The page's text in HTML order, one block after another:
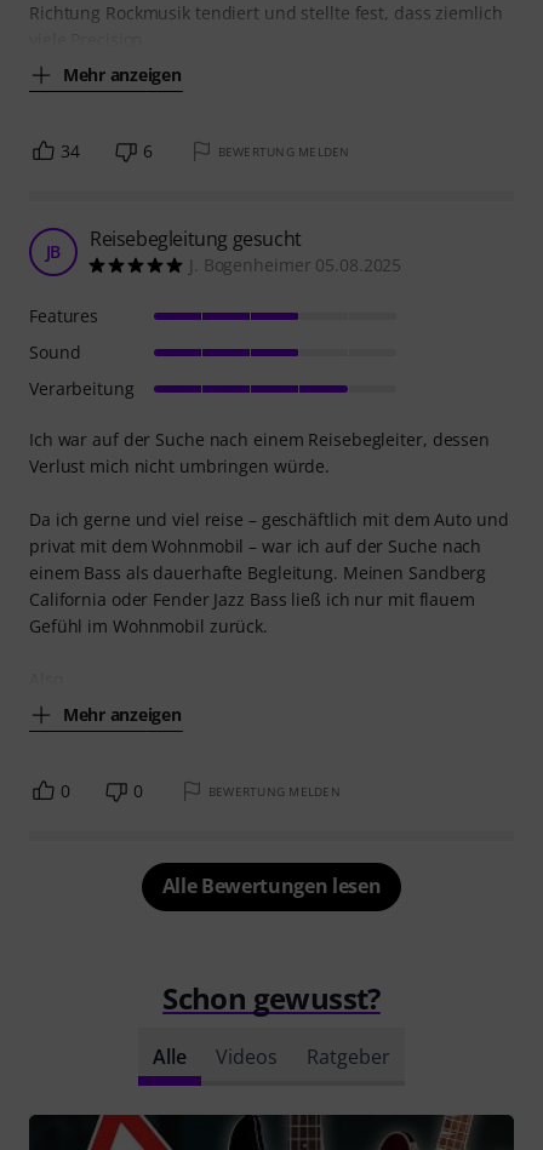
Richtung Rockmusik tendiert und stellte fest, dass ziemlich
Mehr anzeigen
34 6 BEWERTUNG MELDEN
JB Reisebegleitung gesucht
J. Bogenheimer 05.08.2025
Ich war auf der Suche nach einem Reisebegleiter, dessen
Verlust mich nicht umbringen würde.
Da ich gerne und viel reise – geschäftlich mit dem Auto und
privat mit dem Wohnmobil – war ich auf der Suche nach
einem Bass als dauerhafte Begleitung. Meinen Sandberg
California oder Fender Jazz Bass ließ ich nur mit flauem
Gefühl im Wohnmobil zurück.
Mehr anzeigen
Features
Sound
Verarbeitung
0 0 BEWERTUNG MELDEN
Alle Bewertungen lesen
Schon gewusst?
Alle Videos Ratgeber